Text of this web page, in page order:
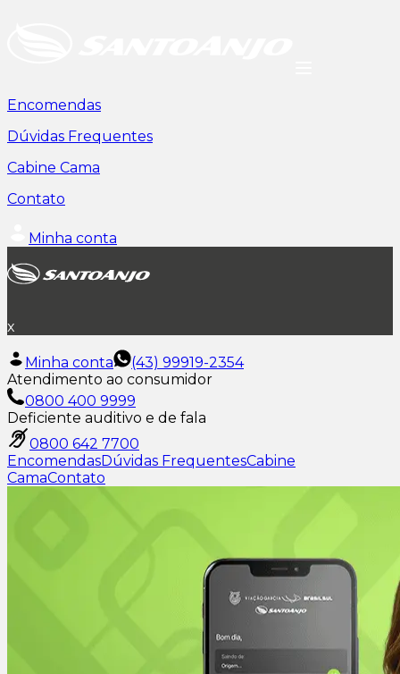
Encomendas
Dúvidas Frequentes
Cabine Cama
Contato
Minha conta
x
Minha conta
(43) 99919-2354
Atendimento ao consumidor
0800 400 9999
Deficiente auditivo e de fala
0800 642 7700
EncomendasDúvidas FrequentesCabine
CamaContato